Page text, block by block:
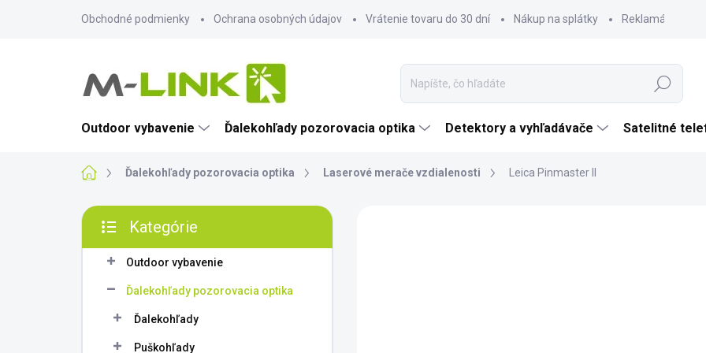
Obchodné podmienky Ochrana osobných údajov Vrátenie tovaru do 30 dní Nákup na splátky Reklamácia
Hľadať
Outdoor vybavenie Ďalekohľady pozorovacia optika Detektory a vyhľadávače Satelitné
DomovĎalekohľady pozorovacia optika Laserové merače vzdialenosti Leica Pinmaster II
B
č
kategórie
Kategórie
Outdoor vybavenie
Ďalekohľady pozorovacia optika
Ďalekohľady
Puškohľady